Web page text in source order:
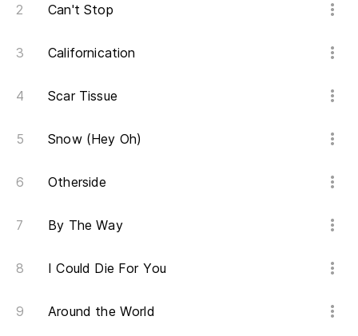
Can't Stop
Californication
Scar Tissue
Snow (Hey Oh)
Otherside
By The Way
I Could Die For You
Around the World